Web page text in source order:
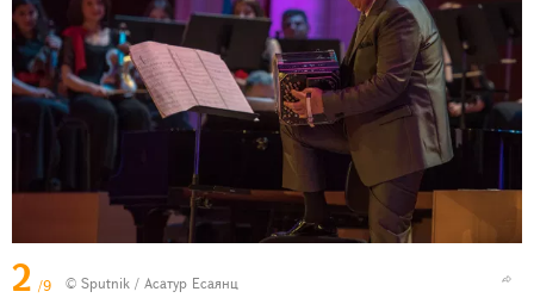
2 /9 © Sputnik / Асатур Есаянц